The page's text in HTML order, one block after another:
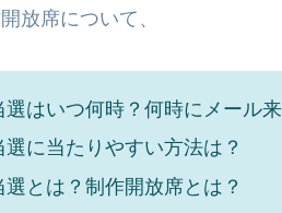
放席について、
はいつ何時？何時にメール来
に当たりやすい方法は？
とは？制作開放席とは？